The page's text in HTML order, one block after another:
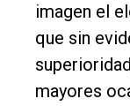
Deportes
Fúnebres
Edición
imagen el
que sin
mayores